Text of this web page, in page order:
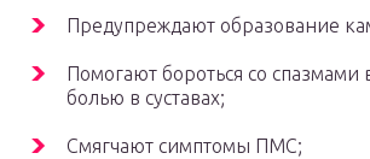
Предупреждают образование
Помогают бороться со
болью в суставах;
Смягчают симптомы ПМС;